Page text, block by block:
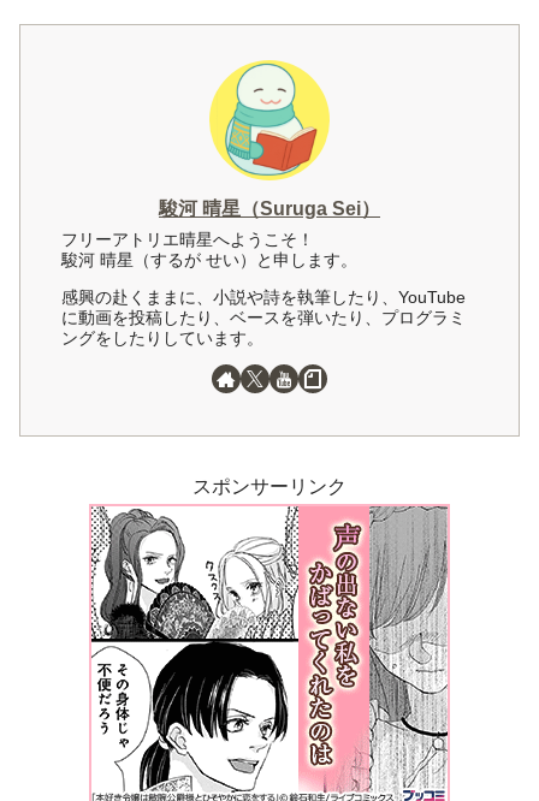
駿河 晴星（Suruga Sei）
フリーアトリエ晴星へようこそ！
駿河 晴星（するが せい）と申します。
感興の赴くままに、小説や詩を執筆したり、YouTube
に動画を投稿したり、ベースを弾いたり、プログラミ
ングをしたりしています。
スポンサーリンク